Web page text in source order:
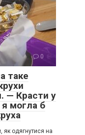
0
таке
— Красти у
могла б
як одягнутися на